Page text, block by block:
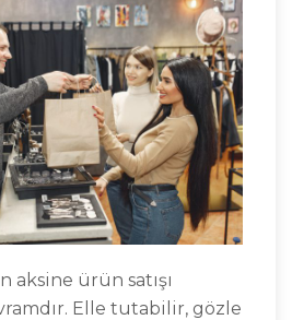
aksine ürün satışı
Elle tutabilir, gözle